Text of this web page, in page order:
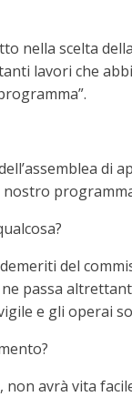
nella scelta
lavori che
nostro
del
passa
e gli operai
non avrà vita